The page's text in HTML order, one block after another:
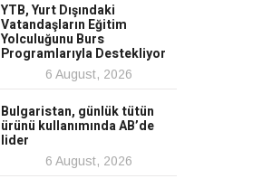
YTB, Yurt Dışındaki
Vatandaşların Eğitim
Yolculuğunu Burs
Programlarıyla Destekliyor
6 August, 2026
Bulgaristan, günlük tütün
ürünü kullanımında AB’de
lider
6 August, 2026